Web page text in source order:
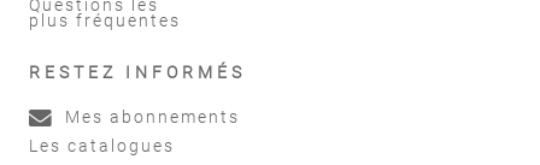
Questions les
plus fréquentes
RESTEZ INFORMÉS
Mes abonnements
Les catalogues